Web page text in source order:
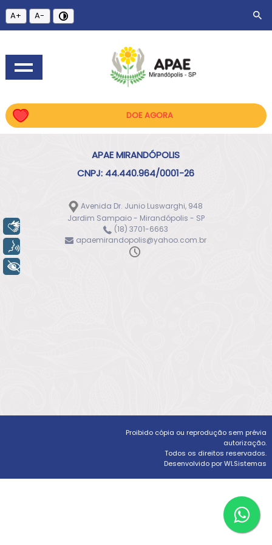
A+ A-
DOE AGORA
APAE MIRANDÓPOLIS
CNPJ: 44.440.964/0001-26
Avenida Dr. Junio Luswarghi, 948
Jardim Sampaio - Mirandópolis - SP
(18) 3701-6663
apaemirandopolis@yahoo.com.br
Proibido cópia ou reprodução sem prévia
autorização.
Todos os direitos reservados.
Desenvolvido por WLSistemas